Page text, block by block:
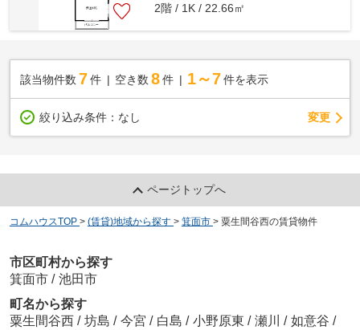
2階 / 1K / 22.66㎡
該当物件数 7件 空き数 8 件 1～7 件を表示
絞り込み条件： なし 変更
ページトップへ
コムハウスTOP > (賃貸)地域から探す > 箕面市 > 粟生間谷西の賃貸物件
市区町村から探す
箕面市 / 池田市
町名から探す
粟生間谷西 / 坊島 / 今宮 / 白島 / 小野原東 / 瀬川 / 如意谷 /